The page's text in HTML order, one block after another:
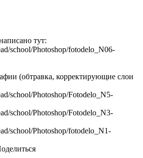
тут:
school/Photoshop/fotodelo_N06-
(обтравка, корректирующие слои
school/Photoshop/Fotodelo_N5-
school/Photoshop/Fotodelo_N3-
school/Photoshop/fotodelo_N1-